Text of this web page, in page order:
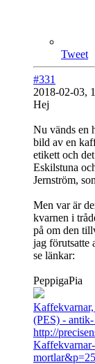
Tweet
#331
2018-02-03,
Hej
Nu vänds en
bild av en
etikett och
Eskilstuna
Jernström,
Men var är
kvarnen i
på om den
jag förutsatte
se länkar:
PeppigaPia
Kaffekvarnar,
(PES) -
http://